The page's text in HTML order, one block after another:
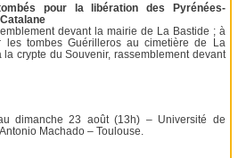
pour la libération des Pyrénées-
devant la mairie de La Bastide ; à
tombes Guérilleros au cimetière de La
crypte du Souvenir, rassemblement devant
dimanche 23 août (13h) – Université de
Machado – Toulouse.